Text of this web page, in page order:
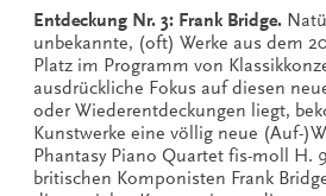
Entdeckung Nr. 3: Frank Bridge.
unbekannte, (oft) Werke aus dem
Platz im Programm von
ausdrückliche Fokus auf diesen
oder Wiederentdeckungen liegt,
Kunstwerke eine völlig neue (Auf-
Phantasy Piano Quartet fis-moll H.
britischen Komponisten Frank